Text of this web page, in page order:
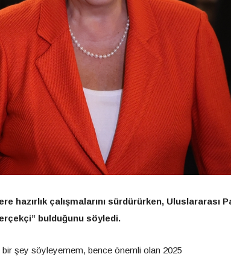
hazırlık çalışmalarını sürdürürken, Uluslararası
bulduğunu söyledi.
bir şey söyleyemem, bence önemli olan 2025